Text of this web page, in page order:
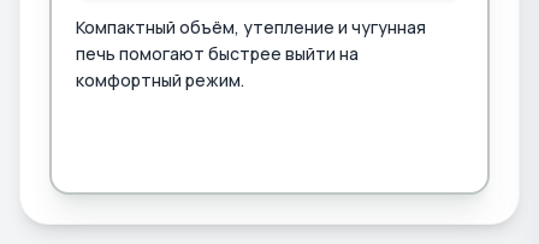
Компактный объём, утепление и чугунная
печь помогают быстрее выйти на
комфортный режим.